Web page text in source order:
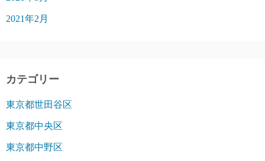
2021年2月
カテゴリー
東京都世田谷区
東京都中央区
東京都中野区